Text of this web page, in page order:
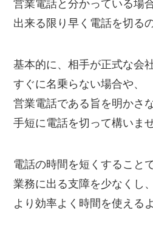
営業電話と分かっている場合
出来る限り早く電話を切る
基本的に、相手が正式な会
すぐに名乗らない場合や、
営業電話である旨を明かさ
手短に電話を切って構いませ
電話の時間を短くすることで
業務に出る支障を少なくし、
より効率よく時間を使える